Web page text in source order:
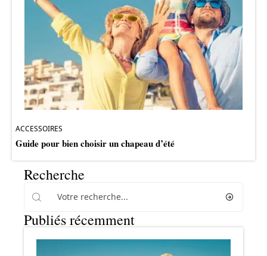
ACCESSOIRES
Guide pour bien choisir un chapeau d’été
Recherche
Publiés récemment